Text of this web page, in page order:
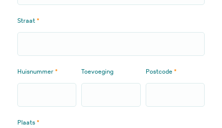
Straat
Huisnummer Toevoeging Postcode
Plaats